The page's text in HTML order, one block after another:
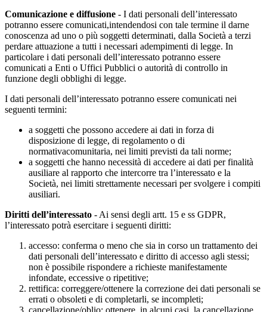
Comunicazione e diffusione - I dati personali dell’interessato
potranno essere comunicati,intendendosi con tale termine il darne
conoscenza ad uno o più soggetti determinati, dalla Società a terzi
perdare attuazione a tutti i necessari adempimenti di legge. In
particolare i dati personali dell’interessato potranno essere
comunicati a Enti o Uffici Pubblici o autorità di controllo in
funzione degli obblighi di legge.
I dati personali dell’interessato potranno essere comunicati nei
seguenti termini:
a soggetti che possono accedere ai dati in forza di
disposizione di legge, di regolamento o di
normativacomunitaria, nei limiti previsti da tali norme;
a soggetti che hanno necessità di accedere ai dati per finalità
ausiliare al rapporto che intercorre tra l’interessato e la
Società, nei limiti strettamente necessari per svolgere i compiti
ausiliari.
Diritti dell’interessato - Ai sensi degli artt. 15 e ss GDPR,
l’interessato potrà esercitare i seguenti diritti:
accesso: conferma o meno che sia in corso un trattamento dei
dati personali dell’interessato e diritto di accesso agli stessi;
non è possibile rispondere a richieste manifestamente
infondate, eccessive o ripetitive;
rettifica: correggere/ottenere la correzione dei dati personali se
errati o obsoleti e di completarli, se incompleti;